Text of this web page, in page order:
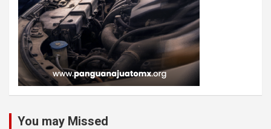
You may Missed